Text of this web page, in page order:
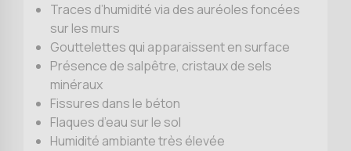
Traces d’humidité via des auréoles foncées
sur les murs
Gouttelettes qui apparaissent en surface
Présence de salpêtre, cristaux de sels
minéraux
Fissures dans le béton
Flaques d’eau sur le sol
Humidité ambiante très élevée